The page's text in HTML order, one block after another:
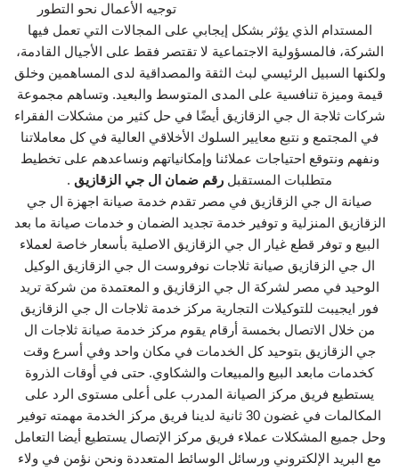
توجيه الأعمال نحو التطور
المستدام الذي يؤثر بشكل إيجابي على المجالات التي تعمل فيها
الشركة، فالمسؤولية الاجتماعية لا تقتصر فقط على الأجيال القادمة،
ولكنها السبيل الرئيسي لبث الثقة والمصداقية لدى المساهمين وخلق
قيمة وميزة تنافسية على المدى المتوسط والبعيد. وتساهم مجموعة
شركات ثلاجة ال جي الزقازيق أيضًا في حل كثير من مشكلات الفقراء
في المجتمع و نتبع معايير السلوك الأخلاقي العالية في كل معاملاتنا
ونفهم ونتوقع احتياجات عملائنا وإمكانياتهم ونساعدهم على تخطيط
متطلبات المستقبل رقم ضمان ال جي الزقازيق .
صيانة ال جي الزقازيق في مصر تقدم خدمة صيانة اجهزة ال جي
الزقازيق المنزلية و توفير خدمة تجديد الضمان و خدمات صيانة ما بعد
البيع و توفر قطع غيار ال جي الزقازيق الاصلية بأسعار خاصة لعملاء
ال جي الزقازيق صيانة ثلاجات نوفروست ال جي الزقازيق الوكيل
الوحيد في مصر لشركة ال جي الزقازيق و المعتمدة من شركة تريد
فور ايجيبت للتوكيلات التجارية مركز خدمة ثلاجات ال جي الزقازيق
من خلال الاتصال بخمسة أرقام يقوم مركز خدمة صيانة ثلاجات ال
جي الزقازيق بتوحيد كل الخدمات في مكان واحد وفي أسرع وقت
كخدمات مابعد البيع والمبيعات والشكاوي. حتى في أوقات الذروة
يستطيع فريق مركز الصيانة المدرب على أعلى مستوى الرد على
المكالمات في غضون 30 ثانية لدينا فريق مركز الخدمة مهمته توفير
وحل جميع المشكلات عملاء فريق مركز الإتصال يستطيع أيضا التعامل
مع البريد الإلكتروني ورسائل الوسائط المتعددة ونحن نؤمن في ولاء